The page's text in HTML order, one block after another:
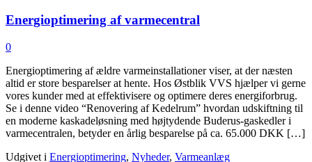
Energioptimering af varmecentral
0
Energioptimering af ældre varmeinstallationer viser, at der næsten
altid er store besparelser at hente. Hos Østblik VVS hjælper vi gerne
vores kunder med at effektivisere og optimere deres energiforbrug.
Se i denne video “Renovering af Kedelrum” hvordan udskiftning til
en moderne kaskadeløsning med højtydende Buderus-gaskedler i
varmecentralen, betyder en årlig besparelse på ca. 65.000 DKK […]
Udgivet i Energioptimering, Nyheder, Varmeanlæg